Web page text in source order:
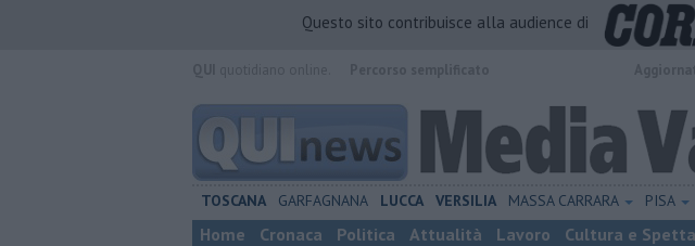
Questo sito contribuisce alla audience di
TOSCANA GARFAGNANA LUCCA VERSILIA MASSA CARRARA PISA
Home Cronaca Politica Attualità Lavoro Cultura e